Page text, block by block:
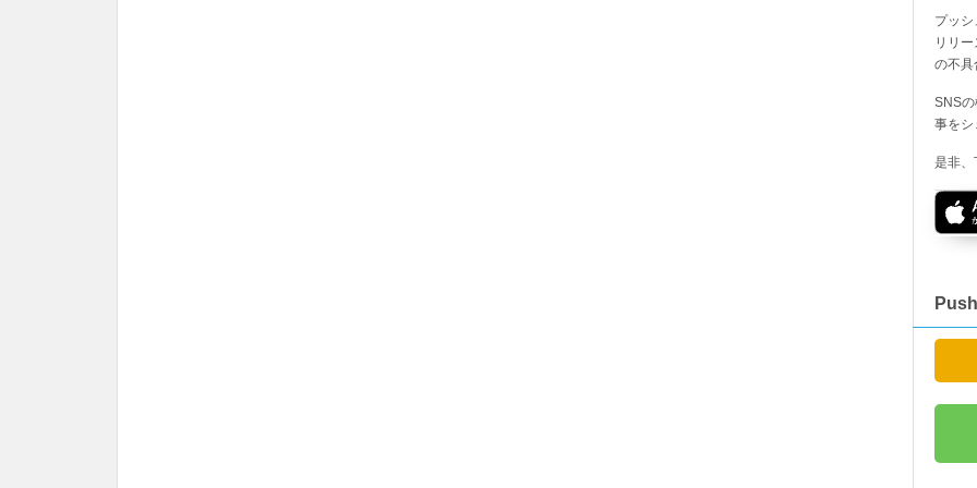
プッ
リリ
の不具
SNS
事をシ
是非、